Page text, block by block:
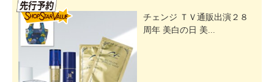
チェンジ ＴＶ通販出演２８
周年 美白の日 美...